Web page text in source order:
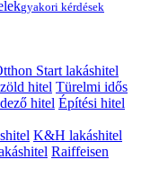
gyakori kérdések
Start lakáshitel
hitel Türelmi idős
hitel Építési hitel
K&H lakáshitel
Raiffeisen